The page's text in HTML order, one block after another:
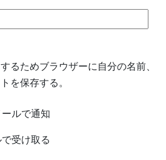
るためブラウザーに自分の名前、
を保存する。
ルで通知
受け取る